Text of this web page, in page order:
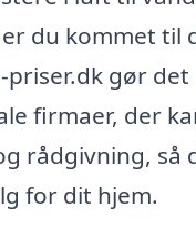
du kommet til
gør det
firmaer, der
rådgivning, så
for dit hjem.